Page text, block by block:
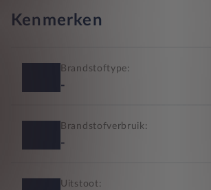
Kenmerken
Brandstoftype:
-
Brandstofverbruik:
-
Uitstoot: